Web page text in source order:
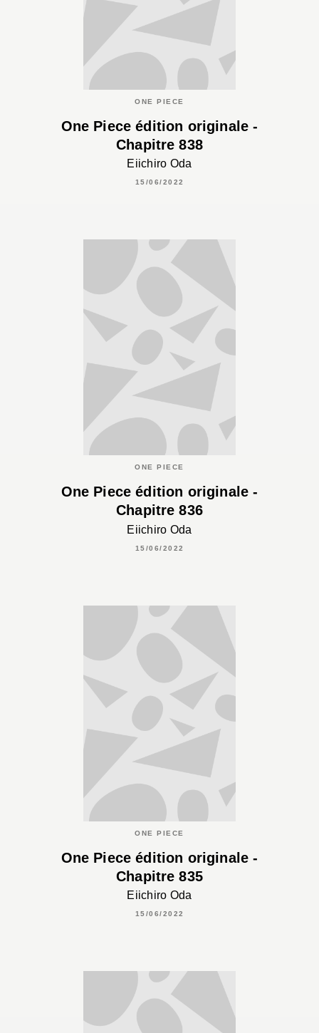
ONE PIECE
One Piece édition originale -
Chapitre 838
Eiichiro Oda
15/06/2022
ONE PIECE
One Piece édition originale -
Chapitre 836
Eiichiro Oda
15/06/2022
ONE PIECE
One Piece édition originale -
Chapitre 835
Eiichiro Oda
15/06/2022